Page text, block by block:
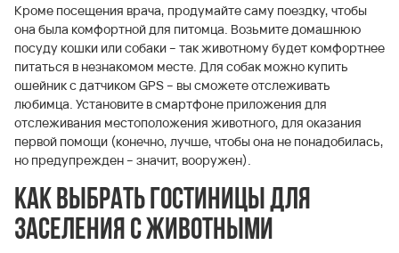
Кроме посещения врача, продумайте саму поездку, чтобы
она была комфортной для питомца. Возьмите домашнюю
посуду кошки или собаки – так животному будет комфортнее
питаться в незнакомом месте. Для собак можно купить
ошейник с датчиком GPS – вы сможете отслеживать
любимца. Установите в смартфоне приложения для
отслеживания местоположения животного, для оказания
первой помощи (конечно, лучше, чтобы она не понадобилась,
но предупрежден – значит, вооружен).
Как выбрать гостиницы для
заселения с животными